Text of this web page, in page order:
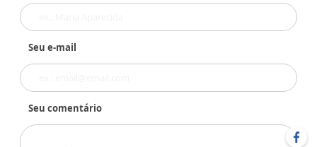
Seu e-mail
Seu comentário